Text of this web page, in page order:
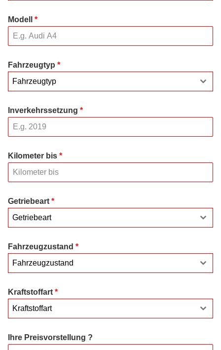
Modell *
Fahrzeugtyp *
Fahrzeugtyp
Inverkehrssetzung *
Kilometer bis *
Getriebeart *
Getriebeart
Fahrzeugzustand *
Fahrzeugzustand
Kraftstoffart *
Kraftstoffart
Ihre Preisvorstellung ?